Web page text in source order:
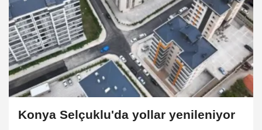
Konya Selçuklu'da yollar yenileniyor